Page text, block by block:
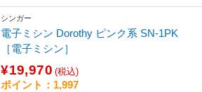
シンガー
電子ミシン Dorothy ピンク系 SN-1PK
［電子ミシン］
¥19,970 (税込)
ポイント：1,997